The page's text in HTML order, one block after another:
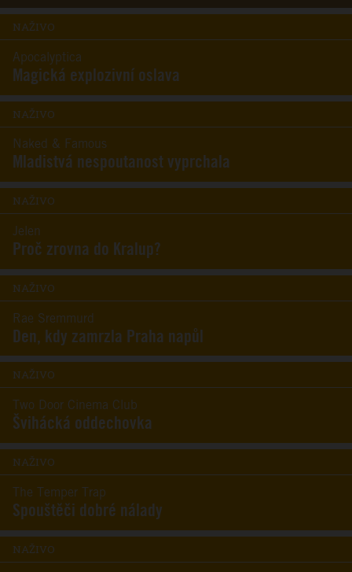
NAŽIVO
Apocalyptica
Magická explozivní oslava
NAŽIVO
Naked & Famous
Mladistvá nespoutanost vyprchala
NAŽIVO
Jelen
Proč zrovna do Kralup?
NAŽIVO
Rae Sremmurd
Den, kdy zamrzla Praha napůl
NAŽIVO
Two Door Cinema Club
Švihácká oddechovka
NAŽIVO
The Temper Trap
Spouštěči dobré nálady
NAŽIVO